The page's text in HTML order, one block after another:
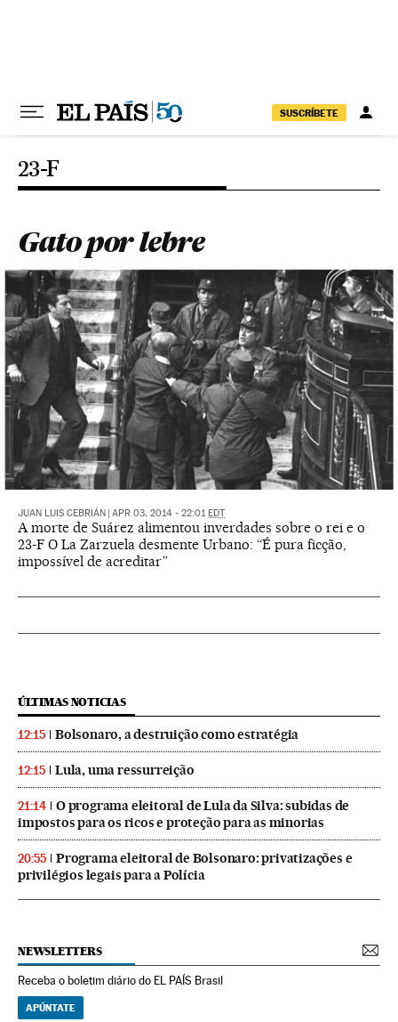
SUSCRÍBETE
23-F
Gato por lebre
JUAN LUIS CEBRIÁN APR 03, 2014 - 22:01 EDT
A morte de Suárez alimentou inverdades sobre o rei e o
23-F O La Zarzuela desmente Urbano: “É pura ficção,
impossível de acreditar”
ÚLTIMAS NOTICIAS
12:15 Bolsonaro, a destruição como estratégia
12:15 Lula, uma ressurreição
21:14
O programa eleitoral de Lula da Silva: subidas de
impostos para os ricos e proteção para as minorias
20:55
Programa eleitoral de Bolsonaro: privatizações e
privilégios legais para a Polícia
NEWSLETTERS
Receba o boletim diário do EL PAÍS Brasil
APÚNTATE